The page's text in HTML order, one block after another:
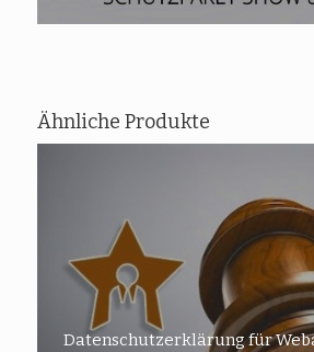
Ähnliche Produkte
Datenschutzerklärung für